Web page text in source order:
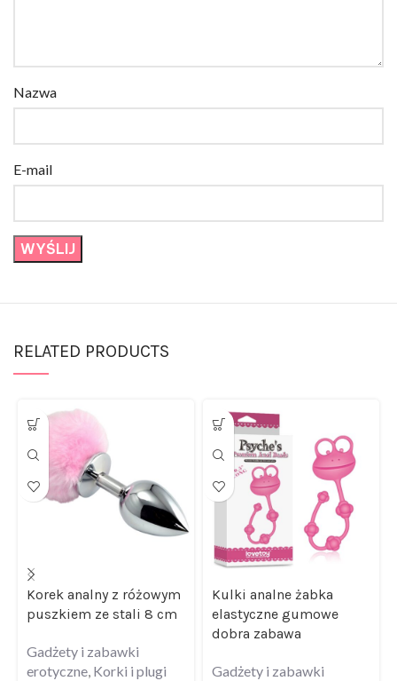
Nazwa
E-mail
RELATED PRODUCTS
Korek analny z różowym
puszkiem ze stali 8 cm
Gadżety i zabawki
erotyczne, Korki i plugi
Kulki analne żabka
elastyczne gumowe
dobra zabawa
Gadżety i zabawki